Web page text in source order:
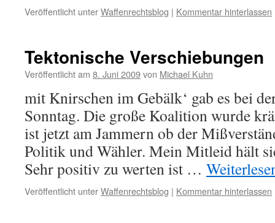
Veröffentlicht unterWaffenrechtsblog | Kommentar hinterlassen
Tektonische Verschiebungen
Veröffentlicht am 8. Juni 2009von Michael Kuhn
mit Knirschen im Gebälk‘ gab es bei
Sonntag. Die große Koalition wurde
ist jetzt am Jammern ob der
Politik und Wähler. Mein Mitleid hält
Sehr positiv zu werten ist …
Veröffentlicht unterWaffenrechtsblog | Kommentar hinterlassen